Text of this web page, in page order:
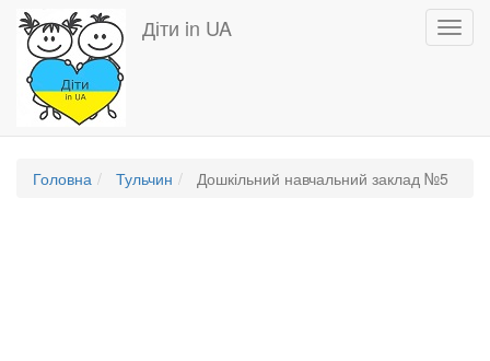
Перейти
основного
вмісту
Діти in UA
Головна Тульчин Дошкільний навчальний заклад №5